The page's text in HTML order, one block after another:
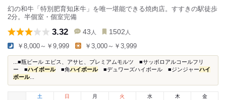
幻の和牛「特別肥育知床牛」を唯一堪能できる焼肉店。すすきの駅徒歩
2分。半個室・個室完備
3.32 43 人 1502 人
￥8,000～￥9,999 ￥3,000～￥3,999
...■瓶ビール エビス、アサヒ、プレミアムモルツ ■サッポロアルコールフリ
ー ■ハイボール■角ハイボール■デュワーズハイボール ■ジンジャーハイ
ボール...
土
日 月 火 水 木 金